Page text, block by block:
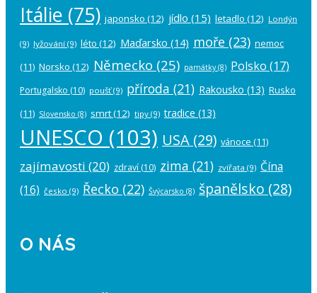
Itálie (75) japonsko (12) jídlo (15) letadlo (12) Londýn
(9) lyžování (9) léto (12) Maďarsko (14) moře (23) nemoc
(11) Norsko (12) Německo (25) památky(8) Polsko (17)
Portugalsko (10) poušť(9) příroda (21) Rakousko (13) Rusko
(11) Slovensko (8) smrt(12) tipy (9) tradice (13)
UNESCO (103) USA (29) vánoce (11)
zajímavosti (20) zdraví (10) zima (21) zvířata (9) Čína
(16) česko (9) Řecko (22) Švýcarsko (8) španělsko (28)
O NÁS